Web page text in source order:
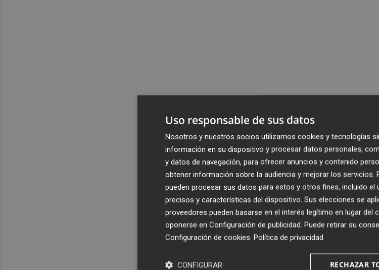
Uso responsable de sus datos
Nosotros y nuestros socios utilizamos cookies y tecnologías
información en su dispositivo y procesar datos personales,
y datos de navegación, para ofrecer anuncios y contenido
obtener información sobre la audiencia y mejorar los servicios.
pueden procesar sus datos para estos y otros fines, incluido el
precisos y características del dispositivo. Sus elecciones se
proveedores pueden basarse en el interés legítimo en lugar del
oponerse en Configuración de publicidad. Puede retirar su
Configuración de cookies. Política de privacidad
RECHAZAR
CONFIGURAR